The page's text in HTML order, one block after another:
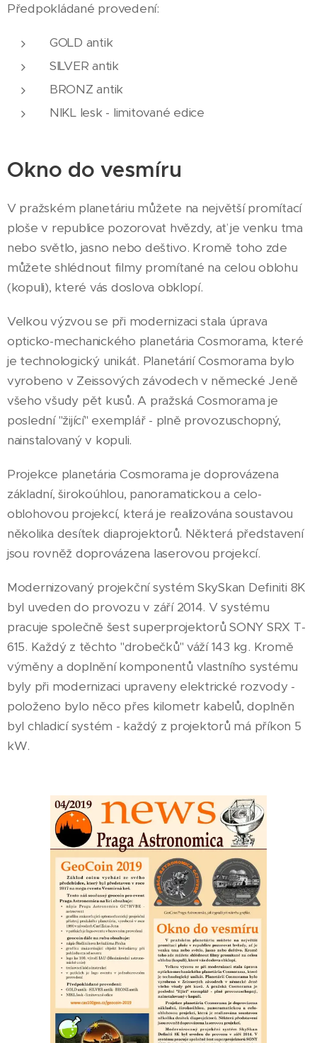
Předpokládané provedení:
GOLD antik
SILVER antik
BRONZ antik
NIKL lesk - limitované edice
Okno do vesmíru
V pražském planetáriu můžete na největší promítací
ploše v republice pozorovat hvězdy, ať je venku tma
nebo světlo, jasno nebo deštivo. Kromě toho zde
můžete shlédnout filmy promítané na celou oblohu
(kopuli), které vás doslova obklopí.
Velkou výzvou se při modernizaci stala úprava
opticko-mechanického planetária Cosmorama, které
je technologický unikát. Planetárií Cosmorama bylo
vyrobeno v Zeissových závodech v německé Jeně
všeho všudy pět kusů. A pražská Cosmorama je
poslední "žijící" exemplář - plně provozuschopný,
nainstalovaný v kopuli.
Projekce planetária Cosmorama je doprovázena
základní, širokoúhlou, panoramatickou a celo-
oblohovou projekcí, která je realizována soustavou
několika desítek diaprojektorů. Některá představení
jsou rovněž doprovázena laserovou projekcí.
Modernizovaný projekční systém SkySkan Definiti 8K
byl uveden do provozu v září 2014. V systému
pracuje společně šest superprojektorů SONY SRX T-
615. Každý z těchto "drobečků" váží 143 kg. Kromě
výměny a doplnění komponentů vlastního systému
byly při modernizaci upraveny elektrické rozvody -
položeno bylo něco přes kilometr kabelů, doplněn
byl chladicí systém - každý z projektorů má příkon 5
kW.